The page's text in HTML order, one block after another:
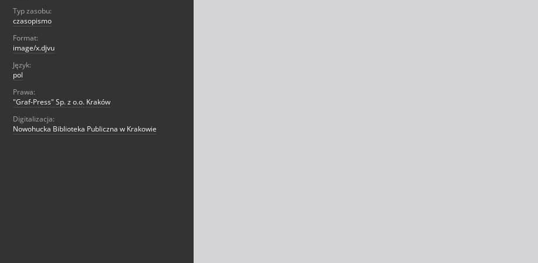
Typ zasobu:
czasopismo
Format:
image/x.djvu
Język:
pol
Prawa:
"Graf-Press" Sp. z o.o. Kraków
Digitalizacja:
Nowohucka Biblioteka Publiczna w Krakowie